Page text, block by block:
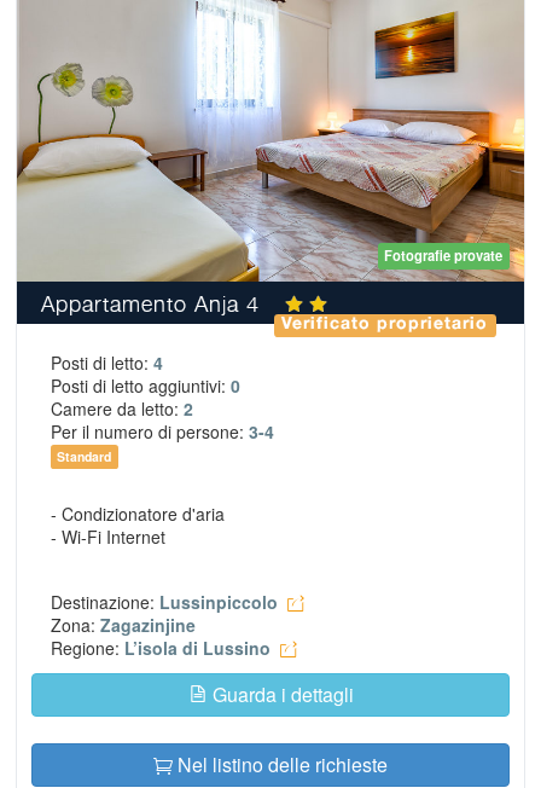
Fotografie provate
Appartamento Anja 4
Verificato proprietario
Posti di letto: 4
Posti di letto aggiuntivi: 0
Camere da letto: 2
Per il numero di persone: 3-4
Standard
- Condizionatore d'aria
- Wi-Fi Internet
Destinazione: Lussinpiccolo
Zona: Zagazinjine
Regione: L’isola di Lussino
Guarda i dettagli
Nel listino delle richieste